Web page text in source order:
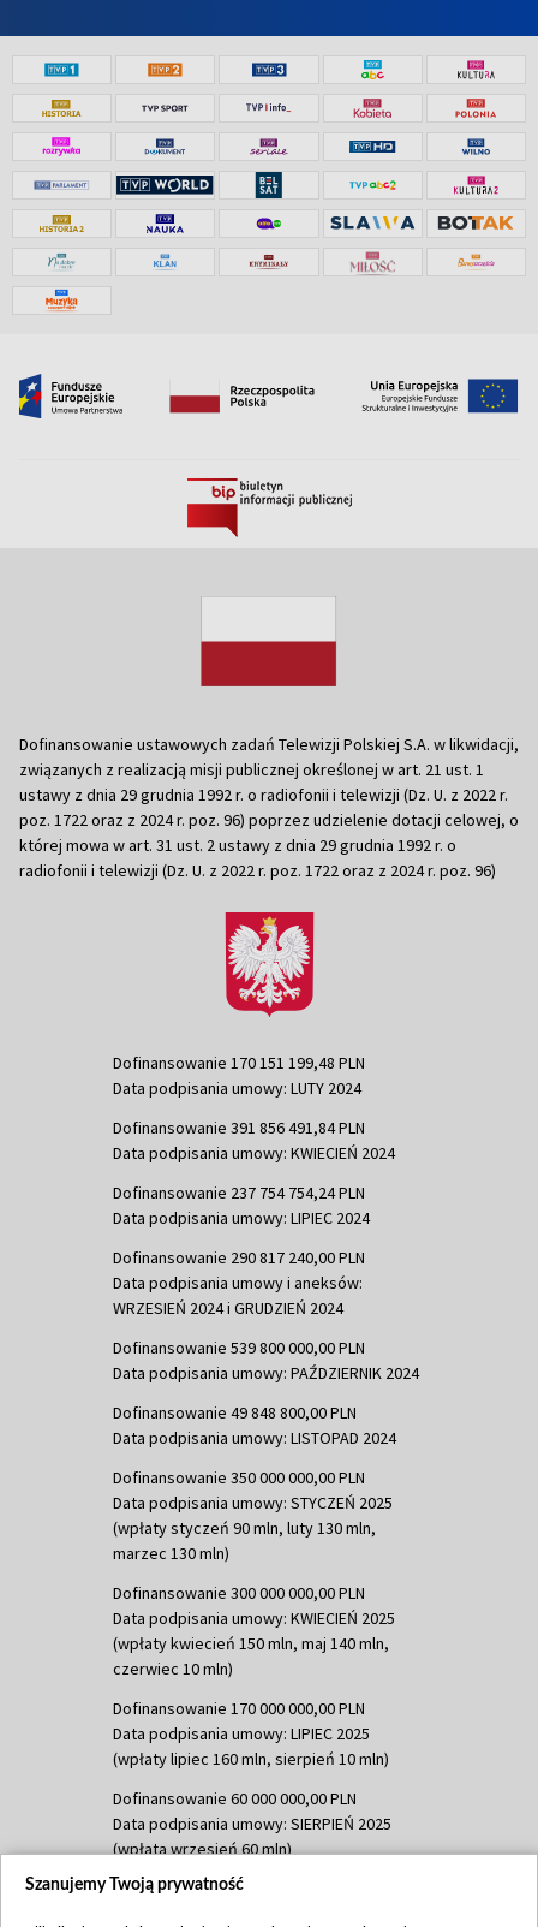
Dofinansowanie ustawowych zadań Telewizji Polskiej S.A. w likwidacji,
związanych z realizacją misji publicznej określonej w art. 21 ust. 1
ustawy z dnia 29 grudnia 1992 r. o radiofonii i telewizji (Dz. U. z 2022 r.
poz. 1722 oraz z 2024 r. poz. 96) poprzez udzielenie dotacji celowej, o
której mowa w art. 31 ust. 2 ustawy z dnia 29 grudnia 1992 r. o
radiofonii i telewizji (Dz. U. z 2022 r. poz. 1722 oraz z 2024 r. poz. 96)
Dofinansowanie 170 151 199,48 PLN
Data podpisania umowy: LUTY 2024
Dofinansowanie 391 856 491,84 PLN
Data podpisania umowy: KWIECIEŃ 2024
Dofinansowanie 237 754 754,24 PLN
Data podpisania umowy: LIPIEC 2024
Dofinansowanie 290 817 240,00 PLN
Data podpisania umowy i aneksów:
WRZESIEŃ 2024 i GRUDZIEŃ 2024
Dofinansowanie 539 800 000,00 PLN
Data podpisania umowy: PAŹDZIERNIK 2024
Dofinansowanie 49 848 800,00 PLN
Data podpisania umowy: LISTOPAD 2024
Dofinansowanie 350 000 000,00 PLN
Data podpisania umowy: STYCZEŃ 2025
(wpłaty styczeń 90 mln, luty 130 mln,
marzec 130 mln)
Dofinansowanie 300 000 000,00 PLN
Data podpisania umowy: KWIECIEŃ 2025
(wpłaty kwiecień 150 mln, maj 140 mln,
czerwiec 10 mln)
Dofinansowanie 170 000 000,00 PLN
Data podpisania umowy: LIPIEC 2025
(wpłaty lipiec 160 mln, sierpień 10 mln)
Dofinansowanie 60 000 000,00 PLN
Data podpisania umowy: SIERPIEŃ 2025
(wpłata wrzesień 60 mln)
Dofinansowanie 635 783 051,21 PLN
Szanujemy Twoją prywatność